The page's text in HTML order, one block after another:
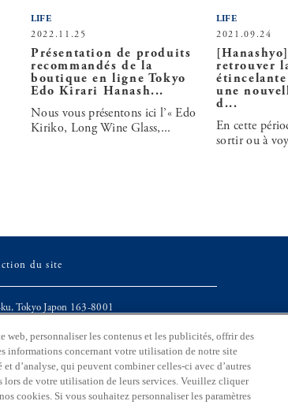
2022.11.25
Présentation de produits
recommandés de la
boutique en ligne Tokyo
Edo Kirari Hanash...
Nous vous présentons ici l’« Edo
Kiriko, Long Wine Glass,...
LIFE
2021.09.24
retrouver
une
d...
En cette
sortir ou à
LIFE
du site
Tokyo Japon 163-8001
Division des affaires générales,
du travail, Gouvernement métropolitain de Tokyo.
personnaliser les contenus et les publicités, offrir des
informations concernant votre utilisation de notre site
d’analyse, qui peuvent combiner celles-ci avec d’autres
de votre utilisation de leurs services. Veuillez cliquer
cookies. Si vous souhaitez personnaliser les paramètres